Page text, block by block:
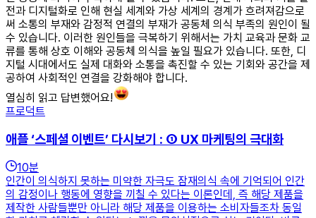
전과 디지털화로 인해 현실 세계와 가상 세계의 경계가 흐려져감으로
써 소통의 부재와 감정적 연결의 부재가 공동체 의식 부족의 원인이 될
수 있습니다. 이러한 원인들을 극복하기 위해서는 가치 교육과 문화 교
류를 통해 상호 이해와 공동체 의식을 높일 필요가 있습니다. 또한, 디
지털 시대에서도 실제 대화와 소통을 촉진할 수 있는 기회와 공간을 제
공하여 사회적인 연결을 강화해야 합니다.
열심히 읽고 답변했어요!
프로덕트
애플 ‘스페셜 이벤트’ 다시보기 : ① UX 마케팅의 극대화
10분
인간이 의식하지 못하는 미약한 자극도 잠재의식 속에 기억되어 인간
의 감정이나 행동에 영향을 끼칠 수 있다는 이론인데, 즉 해당 제품을
제작한 사람들뿐만 아니라 해당 제품을 이용하는 소비자들조차 동일